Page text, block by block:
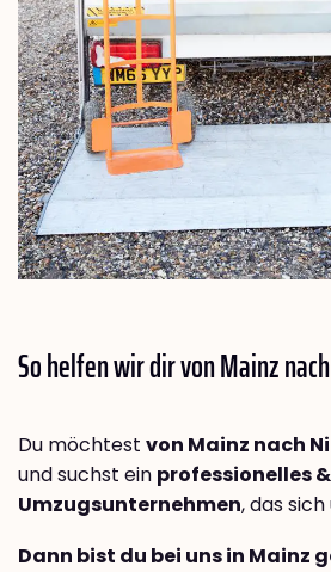
So helfen wir dir von Mainz nach
Du möchtest von Mainz nach
und suchst ein professionelles
Umzugsunternehmen, das
Dann bist du bei uns in Mainz